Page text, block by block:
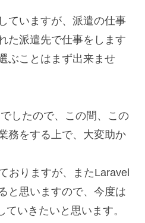
ていますが、派遣の仕事
た派遣先で仕事をします
ぶことはまず出来ませ
したので、この間、 この
務をする上で、大変助か
おりますが、またLaravel
と思いますので、今度は
ていきたいと思います。